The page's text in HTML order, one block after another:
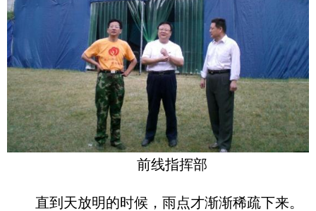
前线指挥部
直到天放明的时候，雨点才渐渐稀疏下来。